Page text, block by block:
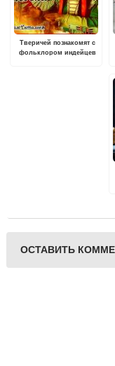
Тверичей познакомят с
фольклором индейцев
ОСТАВИТЬ